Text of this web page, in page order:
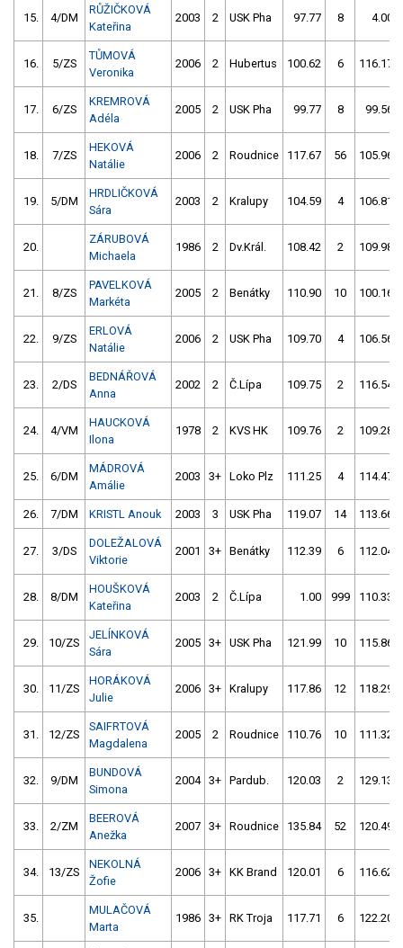
15. 4/DM
RŮŽIČKOVÁ
Kateřina
2003 2 USK Pha 97.77 8 4.00
16. 5/ZS
TŮMOVÁ
Veronika
2006 2 Hubertus 100.62 6 116.17
17. 6/ZS
KREMROVÁ
Adéla
2005 2 USK Pha 99.77 8 99.56
18. 7/ZS
HEKOVÁ
Natálie
2006 2 Roudnice 117.67 56 105.96
19. 5/DM
HRDLIČKOVÁ
Sára
2003 2 Kralupy 104.59 4 106.81
20.
ZÁRUBOVÁ
Michaela
1986 2 Dv.Král. 108.42 2 109.98
21. 8/ZS
PAVELKOVÁ
Markéta
2005 2 Benátky 110.90 10 100.16
22. 9/ZS
ERLOVÁ
Natálie
2006 2 USK Pha 109.70 4 106.56
23. 2/DS
BEDNÁŘOVÁ
Anna
2002 2 Č.Lípa 109.75 2 116.54
24. 4/VM
HAUCKOVÁ
Ilona
1978 2 KVS HK 109.76 2 109.28
25. 6/DM
MÁDROVÁ
Amálie
2003 3+ Loko Plz 111.25 4 114.47
26. 7/DM KRISTL Anouk 2003 3 USK Pha 119.07 14 113.66
27. 3/DS
DOLEŽALOVÁ
Viktorie
2001 3+ Benátky 112.39 6 112.04
28. 8/DM
HOUŠKOVÁ
Kateřina
2003 2 Č.Lípa 1.00 999 110.33
29. 10/ZS
JELÍNKOVÁ
Sára
2005 3+ USK Pha 121.99 10 115.86
30. 11/ZS
HORÁKOVÁ
Julie
2006 3+ Kralupy 117.86 12 118.29
31. 12/ZS
SAIFRTOVÁ
Magdalena
2005 2 Roudnice 110.76 10 111.32
32. 9/DM
BUNDOVÁ
Simona
2004 3+ Pardub. 120.03 2 129.13
33. 2/ZM
BEEROVÁ
Anežka
2007 3+ Roudnice 135.84 52 120.49
34. 13/ZS
NEKOLNÁ
Žofie
2006 3+ KK Brand 120.01 6 116.62
35.
MULAČOVÁ
Marta
1986 3+ RK Troja 117.71 6 122.20